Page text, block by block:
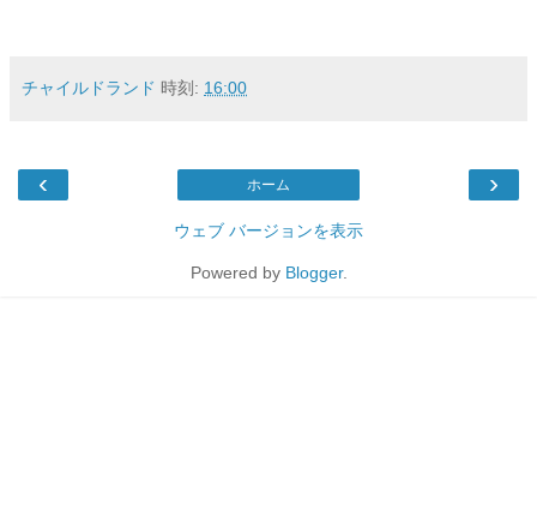
チャイルドランド 時刻: 16:00
‹ ›
ホーム
ウェブ バージョンを表示
Powered by Blogger.